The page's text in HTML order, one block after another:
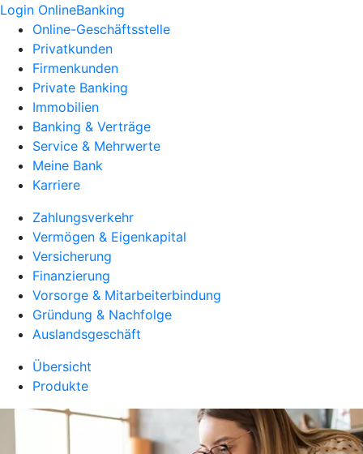
Login OnlineBanking
Online-Geschäftsstelle
Privatkunden
Firmenkunden
Private Banking
Immobilien
Banking & Verträge
Service & Mehrwerte
Meine Bank
Karriere
Zahlungsverkehr
Vermögen & Eigenkapital
Versicherung
Finanzierung
Vorsorge & Mitarbeiterbindung
Gründung & Nachfolge
Auslandsgeschäft
Übersicht
Produkte